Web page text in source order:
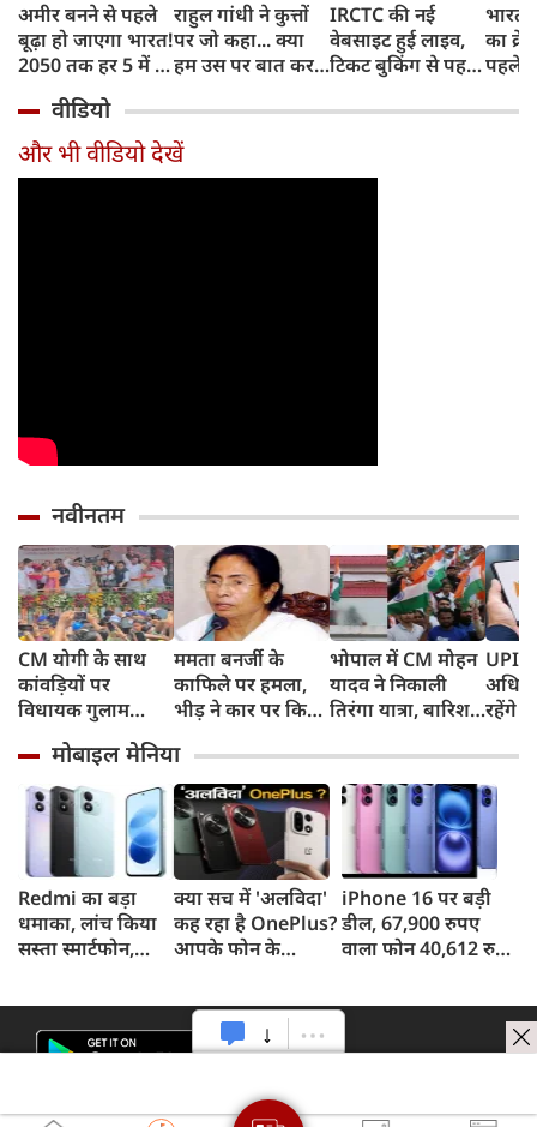
अमीर बनने से पहले
बूढ़ा हो जाएगा भारत!
2050 तक हर 5 में 1
साल से ज्यादा उम्र का
राहुल गांधी ने कुत्तों
पर जो कहा... क्या
हम उस पर बात कर
IRCTC की नई
वेबसाइट हुई लाइव,
टिकट बुकिंग से पहले
काम, जानें पूरा
भारत
का
पहले
और
वीडियो
और भी वीडियो देखें
नवीनतम
CM योगी के साथ
कांवड़ियों पर
विधायक गुलाम
फूल, UP में सियासत
गरमाई, AIMIM ने
उठाए सवाल
ममता बनर्जी के
काफिले पर हमला,
भीड़ ने कार पर किया
पुलिस पर लगा यह
आरोप
भोपाल में CM मोहन
यादव ने निकाली
तिरंगा यात्रा, बारिश
ने दिखाया देशभक्ति
का जज्बा
UPI
रहेंगे
ने
मोबाइल मेनिया
Redmi का बड़ा
धमाका, लांच किया
सस्ता स्मार्टफोन,
क्या सच में 'अलविदा'
कह रहा है OnePlus?
आपके फोन के
iPhone 16 पर बड़ी
डील, 67,900 रुपए
वाला फोन 40,612 रुपए